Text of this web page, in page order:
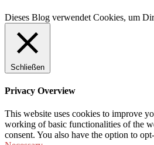
Dieses Blog verwendet Cookies, um
Schließen
Privacy Overview
This website uses cookies to improve
working of basic functionalities of the
consent. You also have the option to